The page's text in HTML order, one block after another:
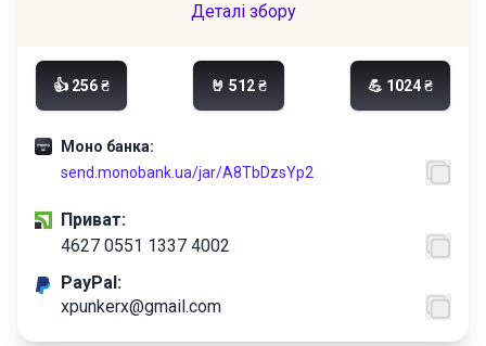
Деталі збору
Моно банка:
send.monobank.ua/jar/A8TbDzsYp2
👍 256 ₴ 🤘 512 ₴ 💪 1024 ₴
Приват:
4627 0551 1337 4002
PayPal:
xpunkerx@gmail.com